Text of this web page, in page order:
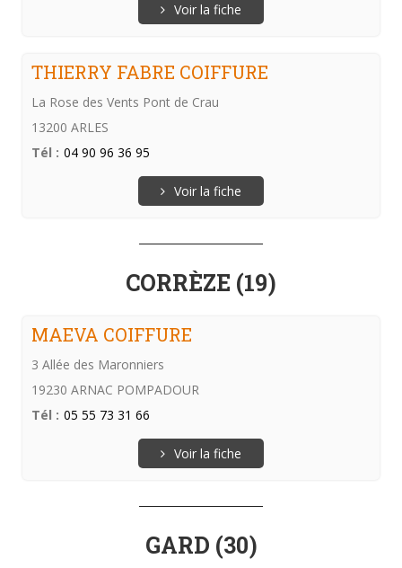
Voir la fiche
THIERRY FABRE COIFFURE
La Rose des Vents Pont de Crau
13200 ARLES
Tél : 04 90 96 36 95
Voir la fiche
CORRÈZE (19)
MAEVA COIFFURE
3 Allée des Maronniers
19230 ARNAC POMPADOUR
Tél : 05 55 73 31 66
Voir la fiche
GARD (30)